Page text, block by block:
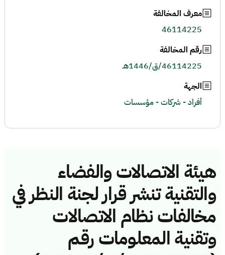
هيئة الاتصالات والفضاء
والتقنية تنشر قرار لجنة النظر في
مخالفات نظام الاتصالات
وتقنية المعلومات رقم
معرف المخالفة
46114225
رقم المخالفة
46114225/ق/1446هـ
الجهة
أفراد - شركات - مؤسسات